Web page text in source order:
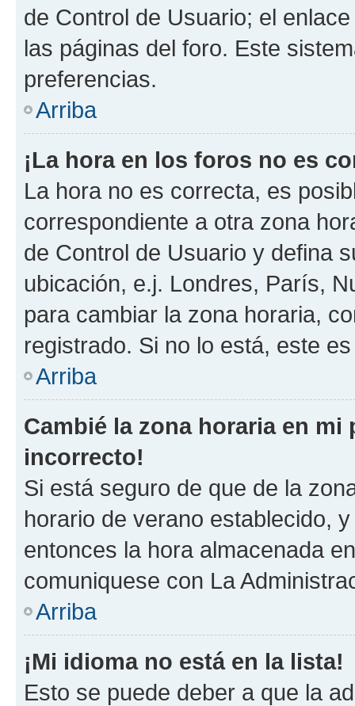
de Control de Usuario; el
las páginas del foro. Este
preferencias.
Arriba
¡La hora en los foros no es
La hora no es correcta, es
correspondiente a otra zona
de Control de Usuario y defina
ubicación, e.j. Londres, París,
para cambiar la zona horaria,
registrado. Si no lo está, este
Arriba
Cambié la zona horaria en
incorrecto!
Si está seguro de que de la
horario de verano establecido,
entonces la hora almacenada
comuniquese con La
Arriba
¡Mi idioma no está en la lista!
Esto se puede deber a que la